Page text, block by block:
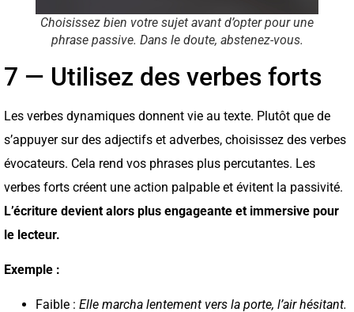
Choisissez bien votre sujet avant d’opter pour une
phrase passive. Dans le doute, abstenez-vous.
7 — Utilisez des verbes forts
Les verbes dynamiques donnent vie au texte. Plutôt que de
s’appuyer sur des adjectifs et adverbes, choisissez des verbes
évocateurs. Cela rend vos phrases plus percutantes. Les
verbes forts créent une action palpable et évitent la passivité.
L’écriture devient alors plus engageante et immersive pour
le lecteur.
Exemple :
Faible : Elle marcha lentement vers la porte, l’air hésitant.